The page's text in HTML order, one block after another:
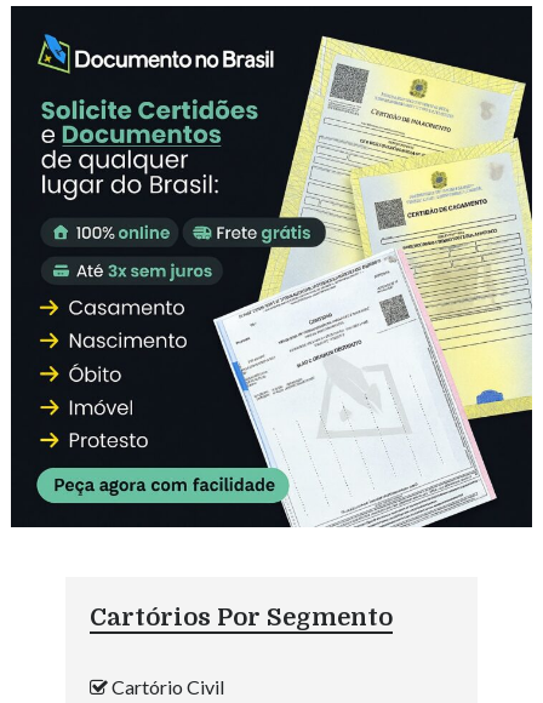
Cartórios Por Segmento
Cartório Civil